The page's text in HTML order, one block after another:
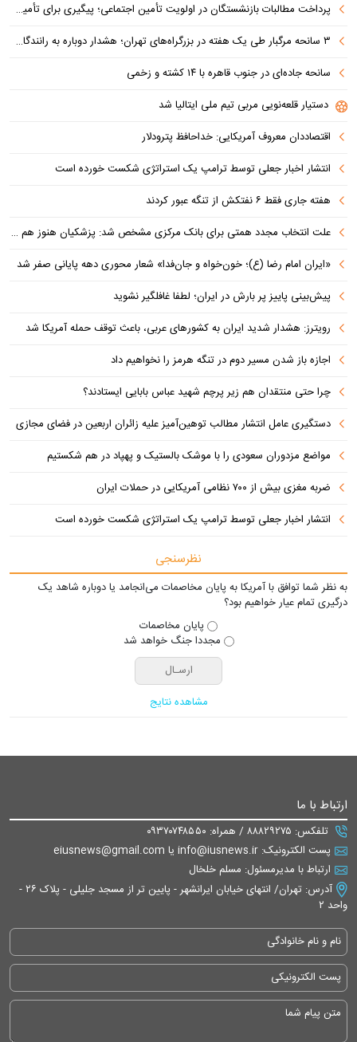
پرداخت مطالبات بازنشستگان در اولویت تأمین اجتماعی؛ پیگیری برای تأمین منابع ادامه دارد
۳ سانحه مرگبار طی یک هفته در بزرگراه‌های تهران؛ هشدار دوباره به رانندگان و عابران
سانحه جاده‌ای در جنوب قاهره با ۱۴ کشته و زخمی
دستیار قلعه‌نویی مربی تیم ملی ایتالیا شد
اقتصاددان معروف آمریکایی: خداحافظ پترودلار
انتشار اخبار جعلی توسط ترامپ یک استراتژی شکست خورده است
هفته جاری فقط ۶ نفتکش از تنگه عبور کردند
علت انتخاب مجدد همتی برای بانک مرکزی مشخص شد: پزشکیان هنوز هم متوجه نشده است چرا همتی استیضاح شد!
«ایران امام رضا (ع)؛ خون‌خواه و جان‌فدا» شعار محوری دهه پایانی صفر شد
پیش‌بینی پاییز پر بارش در ایران؛ لطفا غافلگیر نشوید
رویترز: هشدار شدید ایران به کشورهای عربی، باعث توقف حمله آمریکا شد
اجازه باز شدن مسیر دوم در تنگه هرمز را نخواهیم داد
چرا حتی منتقدان هم زیر پرچم شهید عباس بابایی ایستادند؟
دستگیری عامل انتشار مطالب توهین‌آمیز علیه زائران اربعین در فضای مجازی
مواضع مزدوران سعودی را با موشک بالستیک و پهپاد در هم شکستیم
ضربه مغزی بیش از ۷۰۰ نظامی آمریکایی در حملات ایران
انتشار اخبار جعلی توسط ترامپ یک استراتژی شکست خورده است
نظرسنجی
به نظر شما توافق با آمریکا به پایان مخاصمات می‌انجامد یا دوباره شاهد یک
درگیری تمام عیار خواهیم بود؟
پایان مخاصمات
مجددا جنگ خواهد شد
مشاهده نتایج
ارتباط با ما
تلفکس: ۸۸۸۲۹۲۷۵ / همراه: ۰۹۳۷۰۷۴۸۵۵۰
پست الکترونیک: info@iusnews.ir یا eiusnews@gmail.com
ارتباط با مدیرمسئول: مسلم خلخال
آدرس: تهران/ انتهای خیابان ایرانشهر - پایین تر از مسجد جلیلی - پلاک ۲۶ -
واحد ۲